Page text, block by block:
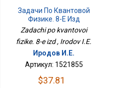
Задачи По Квантовой
Физике. 8-Е Изд
Zadachi po kvantovoi
fizike. 8-e izd , Irodov I.E.
Иродов И.Е.
Артикул: 1521855
$37.81